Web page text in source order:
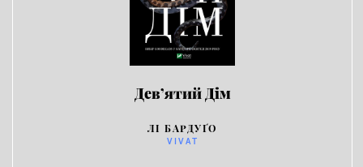
Дев’ятий Дім
ЛІ БАРДУҐО
VIVAT